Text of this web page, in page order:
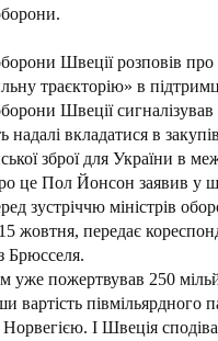
Швеції розповів про
траєкторію» в
Швеції
надалі вкладатися в
зброї для України в
це Пол Йонсон заявив у
зустріччю міністрів
жовтня, передає
Брюсселя.
уже пожертвував 250
вартість півмільярдного
І Швеція